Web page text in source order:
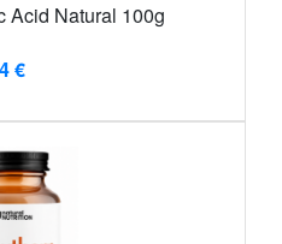
Acid Natural 100g
4 €